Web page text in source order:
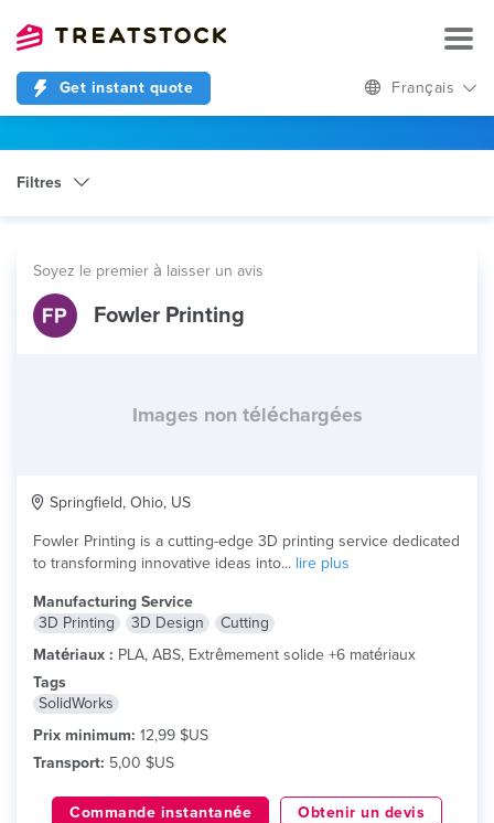
Get instant quote Français
Filtres
Soyez le premier à laisser un avis
Fowler Printing
Images non téléchargées
Springfield, Ohio, US
Fowler Printing is a cutting-edge 3D printing service dedicated
to transforming innovative ideas into... lire plus
Manufacturing Service
3D Printing
3D Design
Cutting
Matériaux : PLA, ABS, Extrêmement solide +6 matériaux
Tags
SolidWorks
Prix minimum: 12,99 $US
Transport: 5,00 $US
Commande instantanée Obtenir un devis